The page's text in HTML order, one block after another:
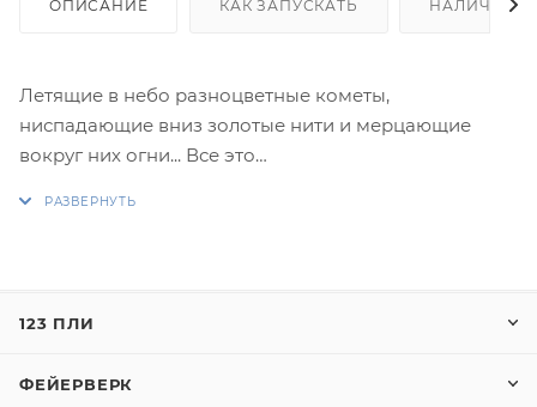
ОПИСАНИЕ КАК ЗАПУСКАТЬ НАЛИЧИЕ
Летящие в небо разноцветные кометы,
ниспадающие вниз золотые нити и мерцающие
вокруг них огни... Все это
финал.
Эффекты:
123 ПЛИ
ФЕЙЕРВЕРК